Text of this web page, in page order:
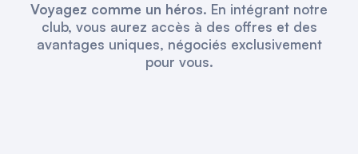
Voyagez comme un héros. En intégrant notre
club, vous aurez accès à des offres et des
avantages uniques, négociés exclusivement
pour vous.